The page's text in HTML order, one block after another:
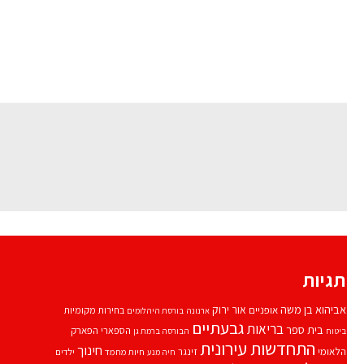
תגיות
אביהוא בן משהאופניים אור ירוק ארנונה בורסת היהלומים בחירות מקומיות
ביטוח בית ספרבריאותגבעתיים הבורסה ברמת גן הספארי הפארק
הלאומי התחדשות עירוניתזינגר חיה מנע חיות מחמד חינוך ילדים